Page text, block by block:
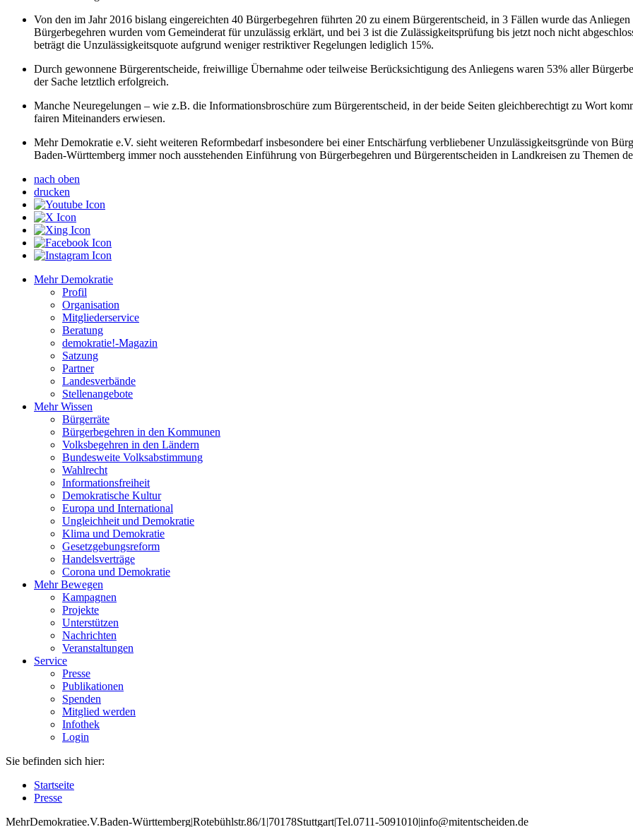
Von den im Jahr 2016 bislang eingereichten 40 Bürgerbegehren führten 20 zu einem Bürgerentscheid, in 3 Fällen wurde das
Bürgerbegehren wurden vom Gemeinderat für unzulässig erklärt, und bei 3 ist die Zulässigkeitsprüfung bis jetzt noch nicht
beträgt die Unzulässigkeitsquote aufgrund weniger restriktiver Regelungen lediglich 15%.
Durch gewonnene Bürgerentscheide, freiwillige Übernahme oder teilweise Berücksichtigung des Anliegens waren 53% aller
der Sache letztlich erfolgreich.
Manche Neuregelungen – wie z.B. die Informationsbroschüre zum Bürgerentscheid, in der beide Seiten gleichberechtigt zu Wort
fairen Miteinanders erwiesen.
Mehr Demokratie e.V. sieht weiteren Reformbedarf insbesondere bei einer Entschärfung verbliebener Unzulässigkeitsgründe von
Baden-Württemberg immer noch ausstehenden Einführung von Bürgerbegehren und Bürgerentscheiden in Landkreisen zu Themen
nach oben
drucken
Mehr Demokratie
Profil
Organisation
Mitgliederservice
Beratung
demokratie!-Magazin
Satzung
Partner
Landesverbände
Stellenangebote
Mehr Wissen
Bürgerräte
Bürgerbegehren in den Kommunen
Volksbegehren in den Ländern
Bundesweite Volksabstimmung
Wahlrecht
Informationsfreiheit
Demokratische Kultur
Europa und International
Ungleichheit und Demokratie
Klima und Demokratie
Gesetzgebungsreform
Handelsverträge
Corona und Demokratie
Mehr Bewegen
Kampagnen
Projekte
Unterstützen
Nachrichten
Veranstaltungen
Service
Presse
Publikationen
Spenden
Mitglied werden
Infothek
Login
Sie befinden sich hier:
Startseite
Presse
MehrDemokratiee.V.Baden-Württemberg|Rotebühlstr.86/1 |70178Stuttgart|Tel.0711-5091010|info@mitentscheiden.de